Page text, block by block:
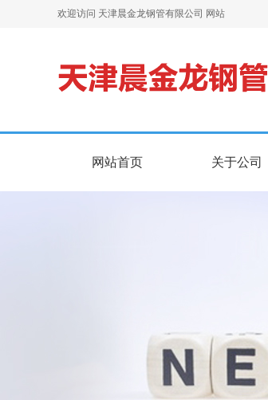
欢迎访问 天津晨金龙钢管有限公司 网站
网站首页
网站首页
关于公司
关于公司